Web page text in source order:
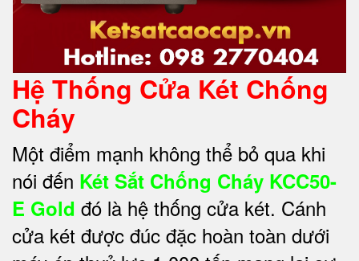
Hệ Thống Cửa Két Chống
Cháy
Một điểm mạnh không thể bỏ qua khi
nói đến Két Sắt Chống Cháy KCC50-
E Gold đó là hệ thống cửa két. Cánh
cửa két được đúc đặc hoàn toàn dưới